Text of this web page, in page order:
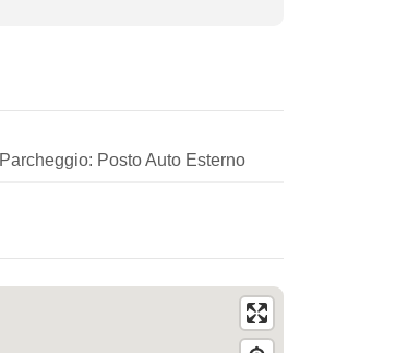
Parcheggio: Posto Auto Esterno